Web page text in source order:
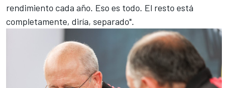
rendimiento cada año. Eso es todo. El resto está
completamente, diría, separado".